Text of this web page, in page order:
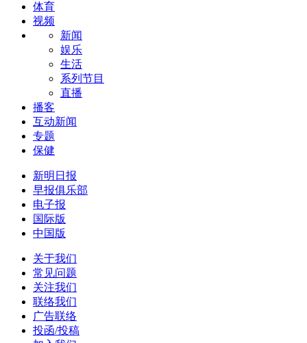
体育
视频
新闻
娱乐
生活
系列节目
直播
播客
互动新闻
专题
保健
新明日报
早报俱乐部
电子报
国际版
中国版
关于我们
常见问题
关注我们
联络我们
广告联络
投函/投稿